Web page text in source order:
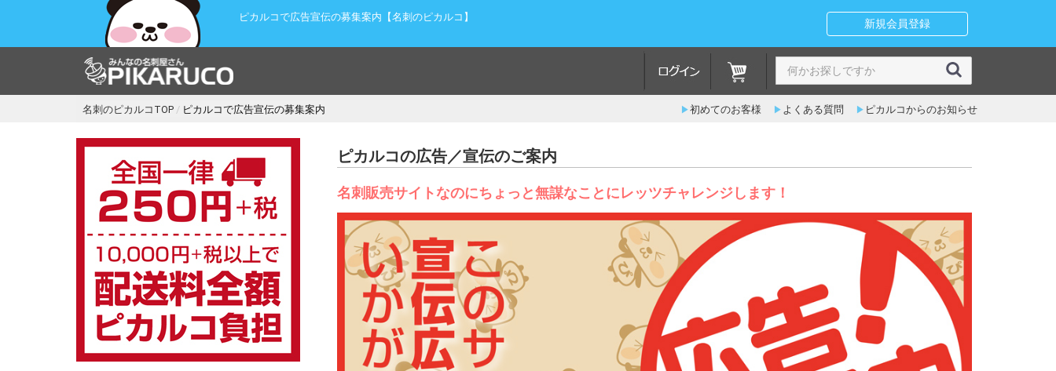
ピカルコで広告宣伝の募集案内【名刺のピカルコ】
新規会員登録
名刺のピカルコTOP ピカルコで広告宣伝の募集案内 初めてのお客様 よくある質問 ピカルコからのお知らせ
ピカルコの広告／宣伝のご案内
名刺販売サイトなのにちょっと無謀なことにレッツチャレンジします！